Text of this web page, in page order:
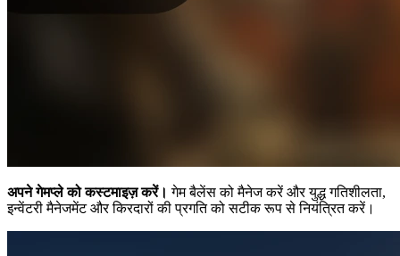
अपने गेमप्ले को कस्टमाइज़ करें। गेम बैलेंस को मैनेज करें और युद्ध गतिशीलता,
इन्वेंटरी मैनेजमेंट और किरदारों की प्रगति को सटीक रूप से नियंत्रित करें।